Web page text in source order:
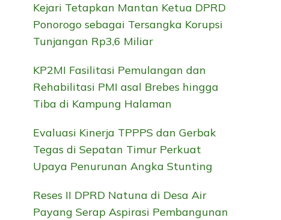
Kejari Tetapkan Mantan Ketua DPRD
Ponorogo sebagai Tersangka Korupsi
Tunjangan Rp3,6 Miliar
KP2MI Fasilitasi Pemulangan dan
Rehabilitasi PMI asal Brebes hingga
Tiba di Kampung Halaman
Evaluasi Kinerja TPPPS dan Gerbak
Tegas di Sepatan Timur Perkuat
Upaya Penurunan Angka Stunting
Reses II DPRD Natuna di Desa Air
Payang Serap Aspirasi Pembangunan